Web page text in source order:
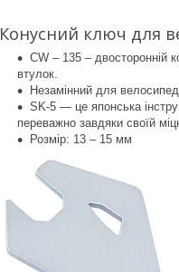
Конусний ключ для
CW – 135 – двосторонній
втулок.
Незамінний для
SK-5 — це японська
переважно завдяки своїй
Розмір: 13 – 15 мм